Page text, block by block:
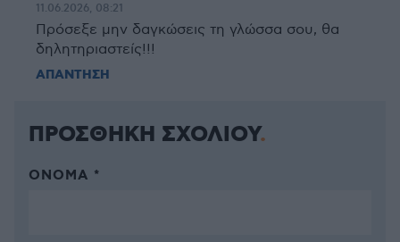
11.06.2026, 08:21
Πρόσεξε μην δαγκώσεις τη γλώσσα σου, θα
δηλητηριαστείς!!!
ΑΠΑΝΤΗΣΗ
ΠΡΟΣΘΗΚΗ ΣΧΟΛΙΟΥ
ΌΝΟΜΑ *